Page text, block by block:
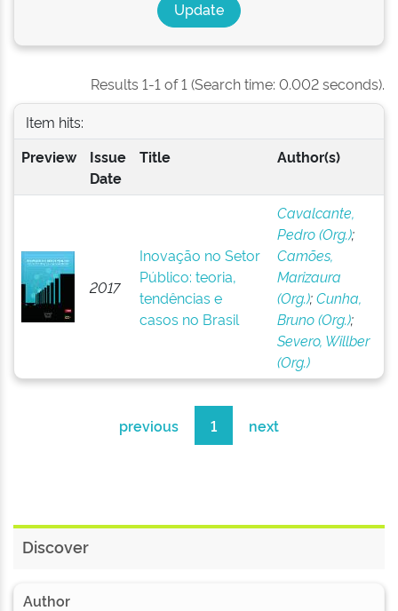
Results 1-1 of 1 (Search time: 0.002 seconds).
Item hits:
Preview
Issue
Date
Title Author(s)
2017
Inovação no Setor
Público: teoria,
tendências e
casos no Brasil
Cavalcante,
Pedro (Org.);
Camões,
Marizaura
(Org.);Cunha,
Bruno (Org.);
Severo, Willber
(Org.)
previous 1 next
Discover
Author